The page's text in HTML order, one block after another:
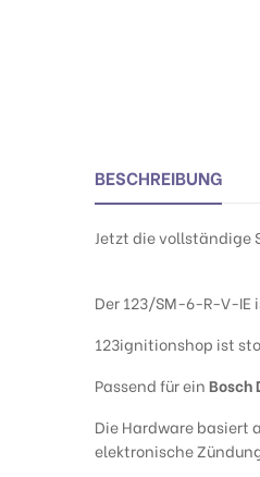
BESCHREIBUNG
Jetzt die vollständige
Der 123/SM-6-R-V-IE
123ignitionshop ist
Passend für einBosch
Die Hardware basiert
elektronische